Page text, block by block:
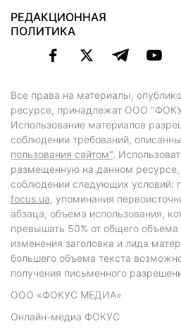
РЕДАКЦИОННАЯ
ПОЛИТИКА
Все права на материалы,
ресурсе, принадлежат ООО
Использование материалов
соблюдении требований,
пользования сайтом".
размещенную на данном
соблюдении следующих условий:
focus.ua, упоминания
абзаца, объема использования,
превышать 50% от общего объема
изменения заголовка и лида
большего объема текста
получения письменного
ООО «ФОКУС МЕДИА»
Онлайн-медиа ФОКУС